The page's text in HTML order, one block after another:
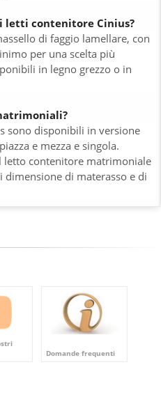
letti contenitore Cinius?
di faggio lamellare, con
per una scelta più
in legno grezzo o in
sono disponibili in versione
e mezza e singola.
letto contenitore matrimoniale
dimensione di materasso e di
Domande frequenti